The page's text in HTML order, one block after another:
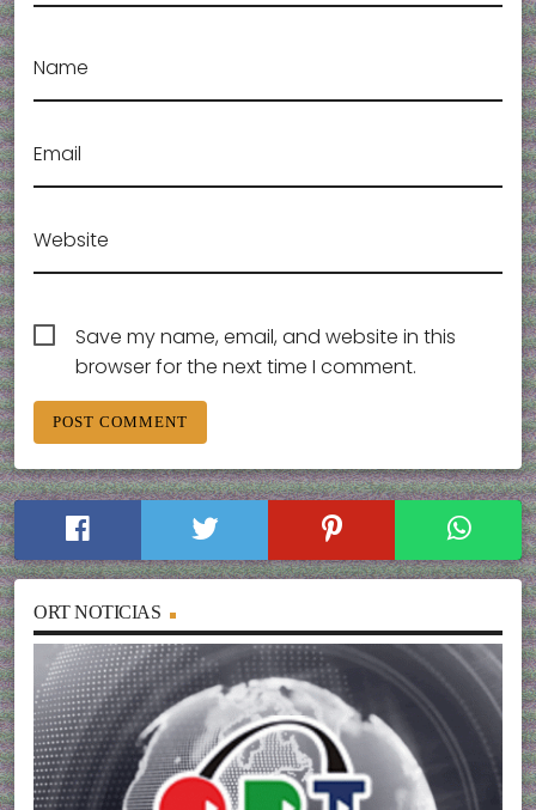
Name
Email
Website
Save my name, email, and website in this
browser for the next time I comment.
ORT NOTICIAS